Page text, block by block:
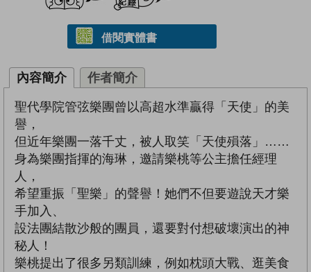
借閱實體書
內容簡介 作者簡介
聖代學院管弦樂團曾以高超水準贏得「天使」的美
譽，
但近年樂團一落千丈，被人取笑「天使殞落」……
身為樂團指揮的海琳，邀請樂桃等公主擔任經理
人，
希望重振「聖樂」的聲譽！她們不但要遊說天才樂
手加入、
設法團結散沙般的團員，還要對付想破壞演出的神
秘人！
樂桃提出了很多另類訓練，例如枕頭大戰、逛美食